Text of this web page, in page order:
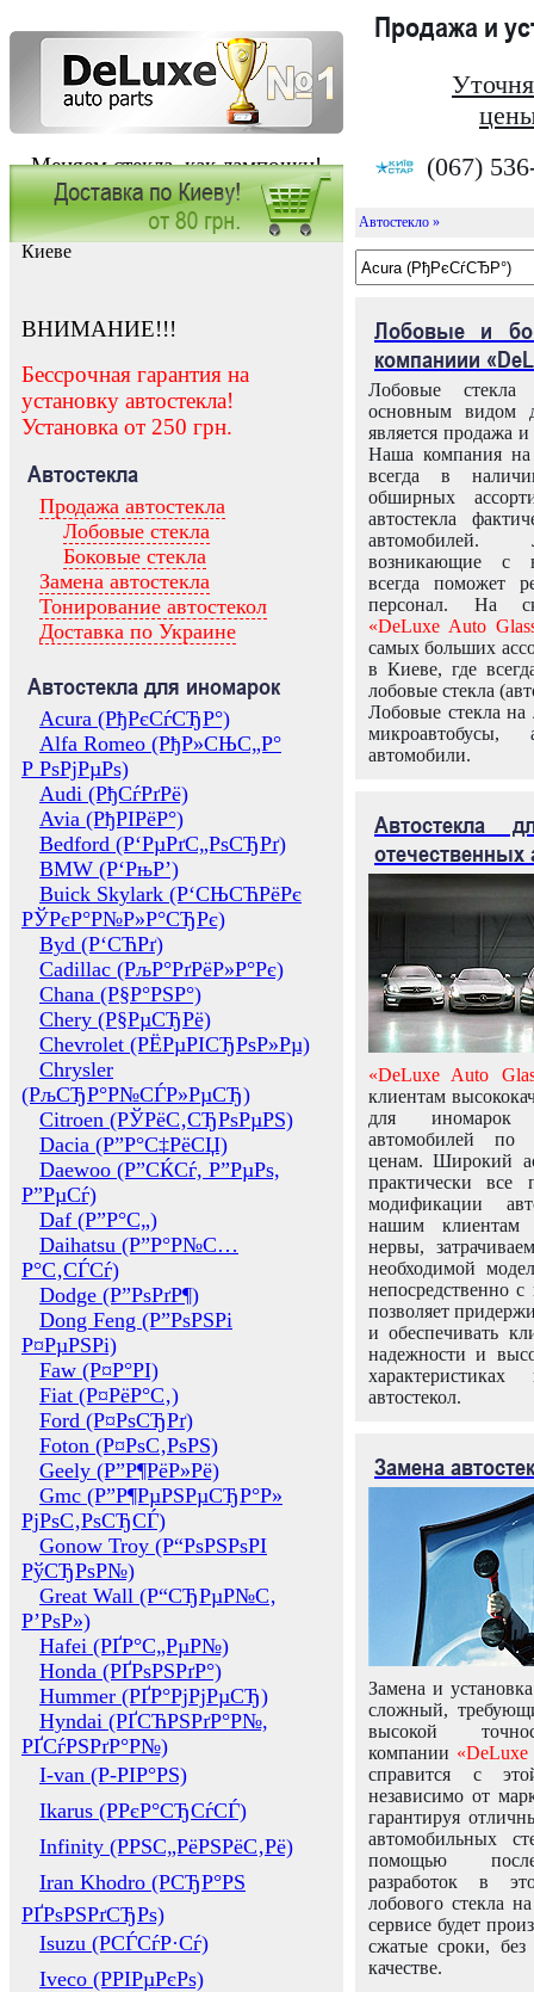
Меняем стекла, как лампочки!
Продажа и
(067)
Заказать установку автостекла в
Киеве
ВНИМАНИЕ!!!
Бессрочная гарантия на
установку автостекла!
Установка от 250 грн.
Автостекла
Продажа автостекла
Лобовые стекла
Боковые стекла
Замена автостекла
Тонирование автостекол
Доставка по Украине
Автостекла для иномарок
Acura (РђРєСѓСЂР°)
Alfa Romeo (РђР»СЊС„Р°
Р РѕРјРµРѕ)
Audi (РђСѓРґРё)
Avia (РђРІРёР°)
Bedford (Р‘РµРґС„РѕСЂРґ)
BMW (Р‘РњР’)
Buick Skylark (Р‘СЊСЋРёРє
РЎРєР°Р№Р»Р°СЂРє)
Byd (Р‘СЋРґ)
Cadillac (РљР°РґРёР»Р°Рє)
Chana (Р§Р°РЅР°)
Chery (Р§РµСЂРё)
Chevrolet (РЁРµРІСЂРѕР»Рµ)
Chrysler
(РљСЂР°Р№СЃР»РµСЂ)
Citroen (РЎРёС‚СЂРѕРµРЅ)
Dacia (Р”Р°С‡РёСЏ)
Daewoo (Р”СЌСѓ, Р”РµРѕ,
Р”РµСѓ)
Daf (Р”Р°С„)
Daihatsu (Р”Р°Р№С…
Р°С‚СЃСѓ)
Dodge (Р”РѕРґР¶)
Dong Feng (Р”РѕРЅРі
Р¤РµРЅРі)
Faw (Р¤Р°РІ)
Fiat (Р¤РёР°С‚)
Ford (Р¤РѕСЂРґ)
Foton (Р¤РѕС‚РѕРЅ)
Geely (Р”Р¶РёР»Рё)
Gmc (Р”Р¶РµРЅРµСЂР°Р»
РјРѕС‚РѕСЂСЃ)
Gonow Troy (Р“РѕРЅРѕРІ
РўСЂРѕР№)
Great Wall (Р“СЂРµР№С‚
Р’РѕР»)
Hafei (РҐР°С„РµР№)
Honda (РҐРѕРЅРґР°)
Hummer (РҐР°РјРјРµСЂ)
Hyndai (РҐСЋРЅРґР°Р№,
РҐСѓРЅРґР°Р№)
I-van (Р-РІР°РЅ)
Ikarus (РРєР°СЂСѓСЃ)
Infinity (РРЅС„РёРЅРёС‚Рё)
Iran Khodro (РСЂР°РЅ
РҐРѕРЅРґСЂРѕ)
Isuzu (РСЃСѓР·Сѓ)
Iveco (РРІРµРєРѕ)
Автостекло »
Лобовые и
компаниии
Лобовые
основным видом
является продажа и
Наша компания на
всегда в
обширных
автостекла
возникающие с
всегда поможет
персонал. На
«DeLuxe Auto
самых больших
в Киеве, где
лобовые стекла
Лобовые стекла на
микроавтобусы,
автомобили.
Автостекла
отечественных
«DeLuxe Auto
клиентам
для иномарок
автомобилей
ценам. Широкий
практически все
модификации
нашим клиентам
нервы,
необходимой
непосредственно
позволяет
и обеспечивать
надежности и
автостекол.
Замена
Замена и
сложный,
высокой
компании «DeLuxe
справится с
независимо от
гарантируя
автомобильных
помощью
разработок в
лобового стекла
сервисе будет
сжатые сроки,
качестве.